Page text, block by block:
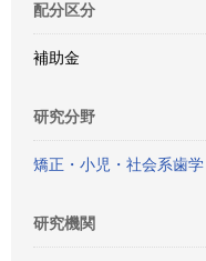
配分区分
補助金
研究分野
矯正・小児・社会系歯学
研究機関